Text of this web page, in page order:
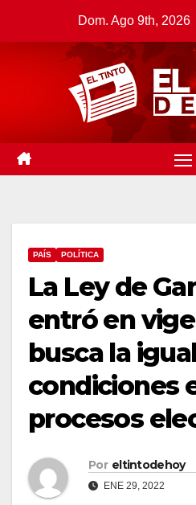
Dom. Ago 9th, 2026
PAÍS POLÍTICA
La Ley de
entró en
busca la
condiciones
procesos
Por eltintodehoy
ENE 29, 2022